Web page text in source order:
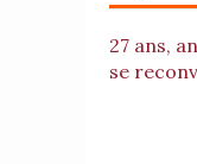
27 ans,
se